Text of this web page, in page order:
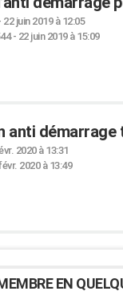
22 juin 2019 à 12:05
- 22 juin 2019 à 15:09
anti démarrage
2020 à 13:31
2020 à 13:49
EN